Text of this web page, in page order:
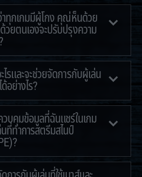
าทุกเกมมีผู้โกง คุณ่ห็นด้วย
วยตนเองจะปรับปรุงความ
รและจะช่วยจัดการกับผู้เล่น
ย่างไร?
วบคุมข้อมูลที่ฉันแชร์ในเกม
ที่ทำการสตรีมสไนป์